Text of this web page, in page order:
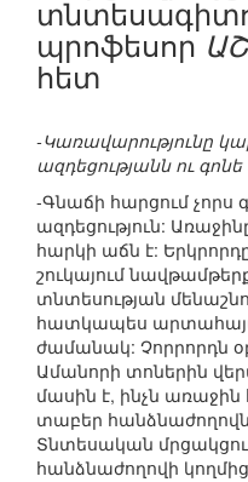
պրոֆեսոր
հետ
-Կառավարությունը
ազդեցությանն ու
-Գնաճի հարցում չորս
ազդեցություն:
հարկի աճն է:
շուկայում
տնտեսության
հատկապես
ժամանակ: Չորրորդն
Ամանորի տոներին
մասին է, ինչն առաջին
տաբեր
Տնտեսական
հանձնաժողովի